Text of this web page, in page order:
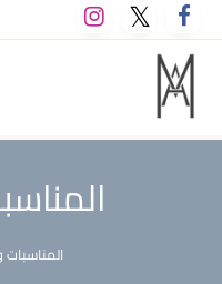
التخطي
إلى
المحتوى
M A hotels | إم ايه هوتيلز
الموقع الأول للعاملين في
المناسبات